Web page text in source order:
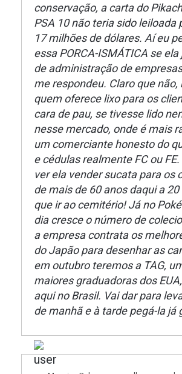
conservação, a carta do
PSA 10 não teria sido leiloada
17 milhões de dólares. Aí eu
essa PORCA-ISMÁTICA se
de administração de
me respondeu. Claro que não,
quem oferece lixo para os
cara de pau, se tivesse lido
nesse mercado, onde é mais
um comerciante honesto do
e cédulas realmente FC ou
ver ela vender sucata para os
de mais de 60 anos daqui a
que ir ao cemitério! Já no
dia cresce o número de
a empresa contrata os
do Japão para desenhar as
em outubro teremos a TAG,
maiores graduadoras dos
aqui no Brasil. Vai dar para
de manhã e à tarde pegá-la já